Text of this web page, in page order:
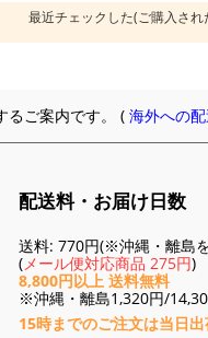
最近チェックした(ご購入され
るご案内です。 (海外への配
配送料・お届け日数
送料: 770円(※沖縄・離島
(メール便対応商品 275円)
8,800円以上 送料無料
※沖縄・離島1,320円/
15時までのご注文は当日出